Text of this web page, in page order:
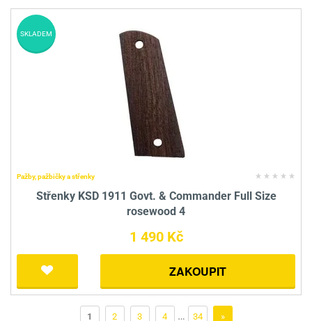
Pažby, pažbičky a střenky
Střenky KSD 1911 Govt. & Commander Full Size
rosewood 4
1 490 Kč
ZAKOUPIT
SKLADEM
1 2 3 4 … 34 »